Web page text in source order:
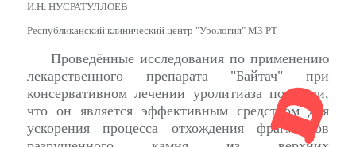
И.Н. НУСРАТУЛЛОЕВ
Республиканский клинический центр "Урология" МЗ РТ
Проведённые исследования по применению
лекарственного препарата "Байтач" при
консервативном лечении уролитиаза показали,
что он является эффективным средством для
ускорения процесса отхождения фрагментов